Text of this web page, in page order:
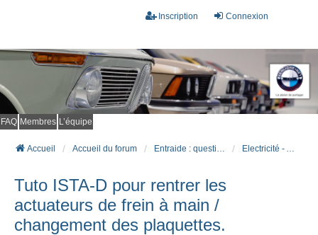
Connexion
Inscription
FAQ Membres L’équipe
Accueil Accueil du forum Entraide : questions techniques Electricité - Alarmes - ODB - DME - Clim
Tuto ISTA-D pour rentrer les
actuateurs de frein à main /
changement des plaquettes.